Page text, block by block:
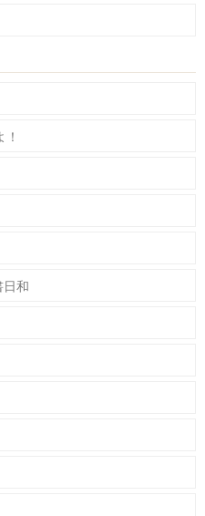
和